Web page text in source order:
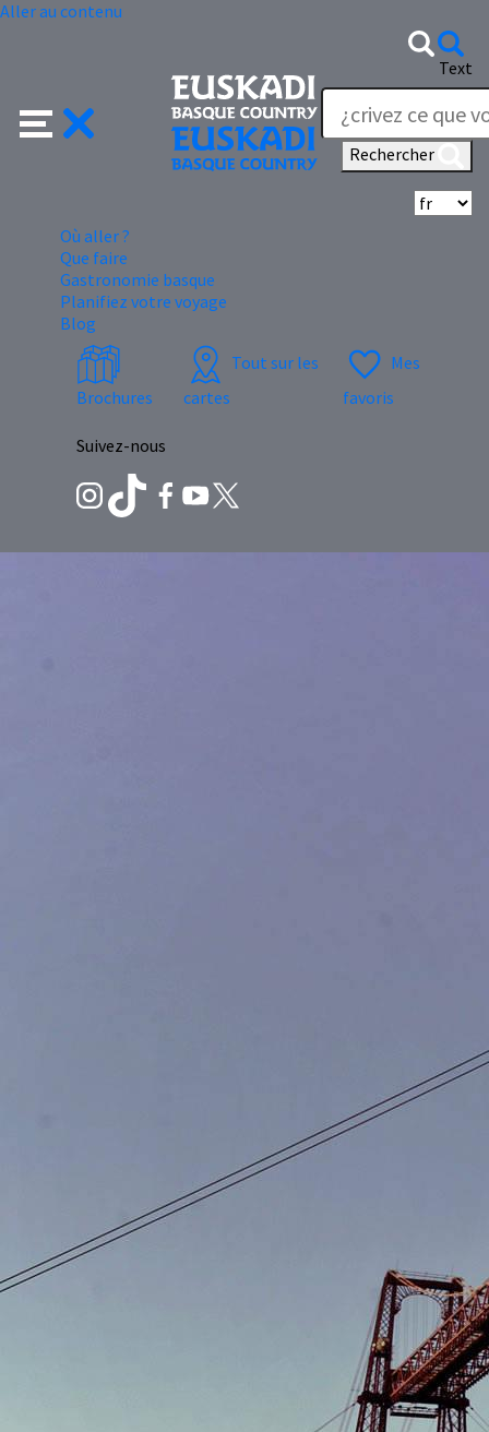
Aller au contenu
Text
Rechercher
Où aller ?
Que faire
Gastronomie basque
Planifiez votre voyage
Blog
Brochures
Tout sur les
cartes
Mes
favoris
Suivez-nous